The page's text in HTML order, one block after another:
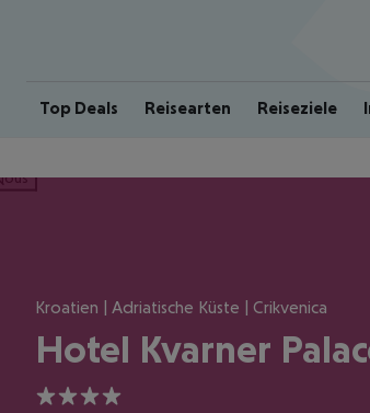
Top Deals Reisearten Reiseziele
Kroatien | Adriatische Küste | Crikvenica
Hotel Kvarner
4